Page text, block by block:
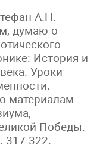
А.Н.
думаю о
История и
Уроки
материалам
Победы.
317-322.